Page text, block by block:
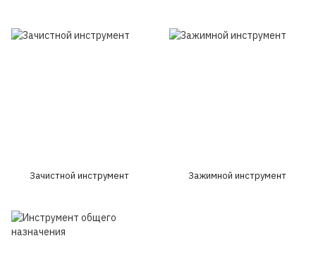
Зачистной инструмент Зажимной инструмент